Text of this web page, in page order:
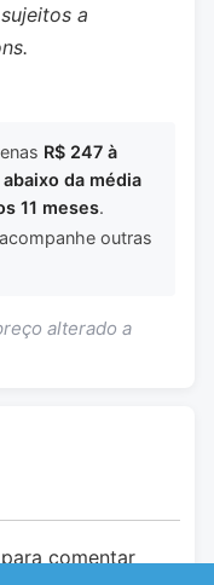
a
R$ 247 à
abaixo da média
11 meses.
outras
alterado a
comentar